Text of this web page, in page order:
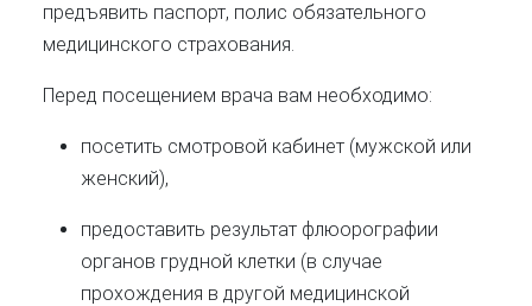
предъявить паспорт, полис обязательного
медицинского страхования.
Перед посещением врача вам необходимо:
посетить смотровой кабинет (мужской или
женский),
предоставить результат флюорографии
органов грудной клетки (в случае
прохождения в другой медицинской